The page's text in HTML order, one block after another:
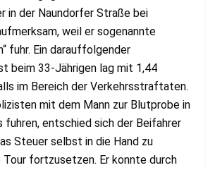
in der Naundorfer Straße bei
weil er sogenannte
fuhr. Ein darauffolgender
beim 33-Jährigen lag mit 1,44
im Bereich der Verkehrsstraftaten.
mit dem Mann zur Blutprobe in
fuhren, entschied sich der Beifahrer
Steuer selbst in die Hand zu
Tour fortzusetzen. Er konnte durch